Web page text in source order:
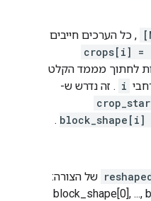
, כל הערכים חייבים
crops[i] =
לחתוך מממד הקלט
i . זה נדרש ש-
.
של הצורה:
[block_shape[0],